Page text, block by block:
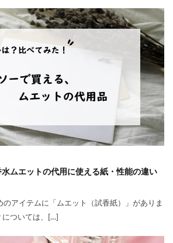
ムエットの代用に使える紙・性能の違い
アイテムに「ムエット（試香紙）」がありま
ついては、[…]